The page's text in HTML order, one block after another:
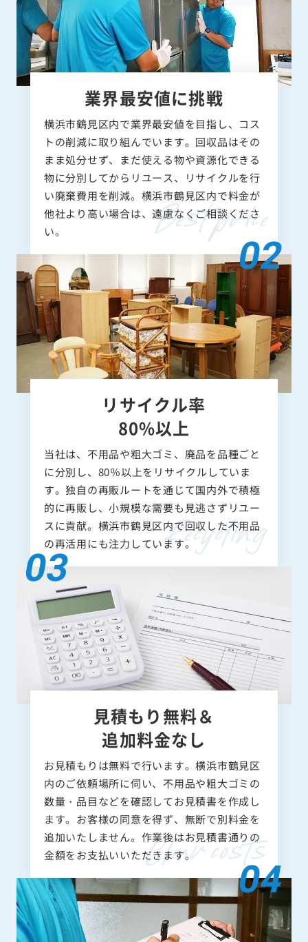
業界最安値に挑戦
横浜市鶴見区内で業界最安値を目指し、コス
トの削減に取り組んでいます。回収品はその
まま処分せず、まだ使える物や資源化できる
物に分別してからリユース、リサイクルを行
い廃棄費用を削減。横浜市鶴見区内で料金が
他社より高い場合は、遠慮なくご相談くださ
い。
リサイクル率
80%以上
当社は、不用品や粗大ゴミ、廃品を品種ごと
に分別し、80％以上をリサイクルしていま
す。独自の再販ルートを通じて国内外で積極
的に再販し、小規模な需要も見逃さずリユー
スに貢献。横浜市鶴見区内で回収した不用品
の再活用にも注力しています。
見積もり無料＆
追加料金なし
お見積もりは無料で行います。横浜市鶴見区
内のご依頼場所に伺い、不用品や粗大ゴミの
数量・品目などを確認してお見積書を作成し
ます。お客様の同意を得ず、無断で別料金を
追加いたしません。作業後はお見積書通りの
金額をお支払いいただきます。